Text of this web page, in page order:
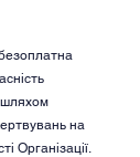
шляхом
на
Організації.